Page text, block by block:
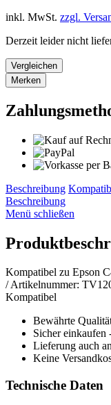
inkl. MwSt. zzgl.
Derzeit leider nicht
Vergleichen
Merken
Beschreibung
Beschreibung
Menü schließen
Kompatibel zu Epson
/ Artikelnummer:
Kompatibel
Bewährte
Sicher
Lieferung auch
Keine
Technische Daten